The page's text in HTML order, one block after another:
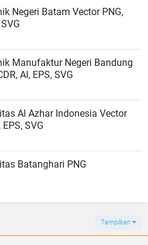
Negeri Batam Vector PNG,
Manufaktur Negeri Bandung
AI, EPS, SVG
Al Azhar Indonesia Vector
EPS, SVG
Batanghari PNG
Tampilkan